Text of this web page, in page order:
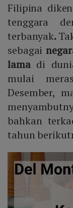
Filipina
tenggara
terbanyak.
sebagai
lamadi
mulai
Desember,
bahkan
tahun